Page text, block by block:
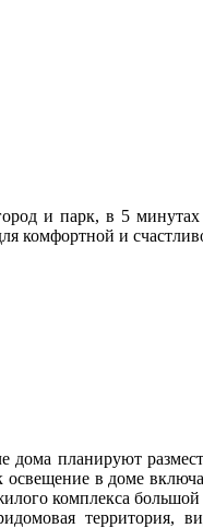
и парк, в 5
комфортной и
планируют
в доме
комплекса
территория,